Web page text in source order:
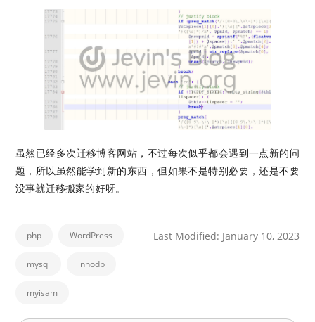
虽然已经多次迁移博客网站，不过每次似乎都会遇到一点新的问
题，所以虽然能学到新的东西，但如果不是特别必要，还是不要
没事就迁移搬家的好呀。
php WordPress
mysql innodb
myisam
Last Modified: January 10, 2023